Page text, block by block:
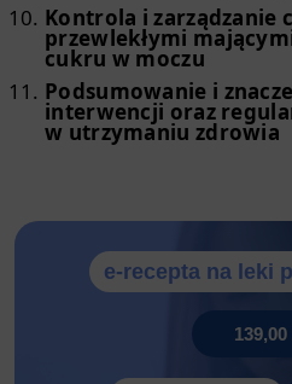
Kontrola i zarządzanie
przewlekłymi
cukru w moczu
Podsumowanie i
interwencji oraz
w utrzymaniu zdrowia
e-recepta na leki
139,00